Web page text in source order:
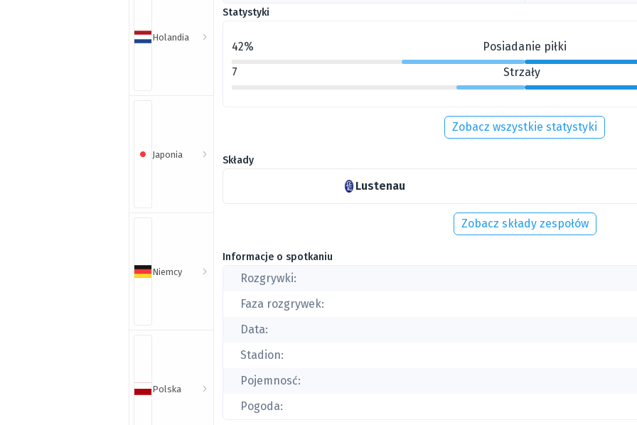
Holandia
Japonia
Niemcy
Polska
Statystyki
42%
Posiadanie piłki
7
Strzały
Zobacz wszystkie statystyki
Składy
Lustenau
Zobacz składy zespołów
Informacje o spotkaniu
Rozgrywki:
Faza rozgrywek:
Data:
Stadion:
Pojemnosć:
Pogoda: